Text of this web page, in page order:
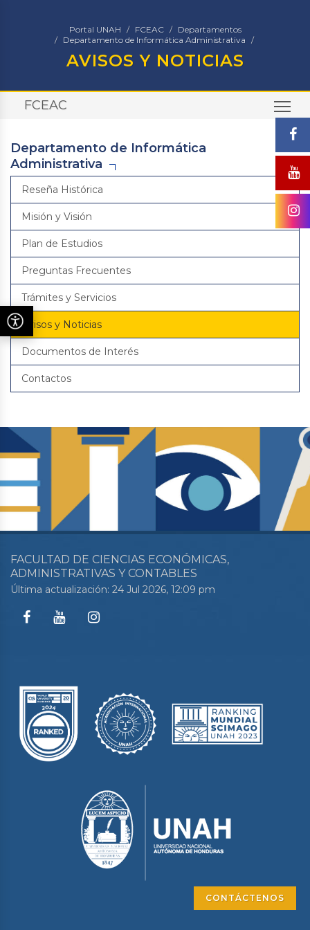
Portal UNAH FCEAC
Departamentos
Departamento de Informática Administrativa
AVISOS Y NOTICIAS
FCEAC
Departamento de Informática
Administrativa
Reseña Histórica
Misión y Visión
Plan de Estudios
Preguntas Frecuentes
Trámites y Servicios
Avisos y Noticias
Documentos de Interés
Contactos
FACULTAD DE CIENCIAS ECONÓMICAS,
ADMINISTRATIVAS Y CONTABLES
Última actualización: 24 Jul 2026, 12:09 pm
CONTÁCTENOS